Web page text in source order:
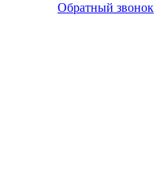
Обратный звонок